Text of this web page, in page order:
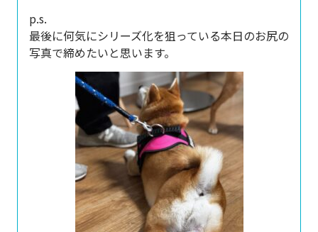
p.s.
最後に何気にシリーズ化を狙っている本日のお尻の
写真で締めたいと思います。